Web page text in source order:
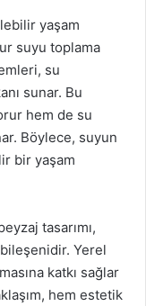
yaşam
suyu toplama
su
sunar. Bu
hem de su
Böylece, suyun
bir yaşam
tasarımı,
Yerel
katkı sağlar
hem estetik